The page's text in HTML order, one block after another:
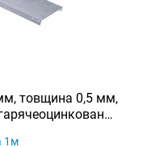
товщина 0,5 мм,
1м